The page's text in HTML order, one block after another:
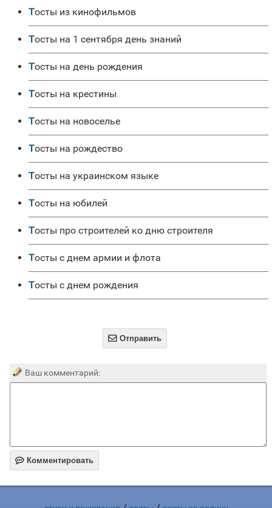
Тосты из кинофильмов
Тосты на 1 сентября день знаний
Тосты на день рождения
Тосты на крестины
Тосты на новоселье
Тосты на рождество
Тосты на украинском языке
Тосты на юбилей
Тосты про строителей ко дню строителя
Тосты с днем армии и флота
Тосты с днем рождения
 Отправить
Ваш комментарий:
 Комментировать